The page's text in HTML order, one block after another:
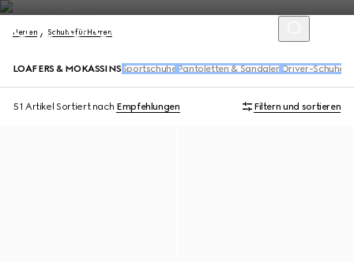
Herren Schuhe für Herren
LOAFERS & MOKASSINS Sportschuhe Pantoletten & Sandalen Driver-Schuhe
51 Artikel Sortiert nach Empfehlungen Filtern und sortieren